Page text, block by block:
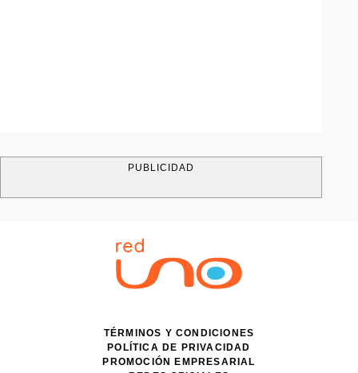
PUBLICIDAD
TÉRMINOS Y CONDICIONES
POLÍTICA DE PRIVACIDAD
PROMOCIÓN EMPRESARIAL